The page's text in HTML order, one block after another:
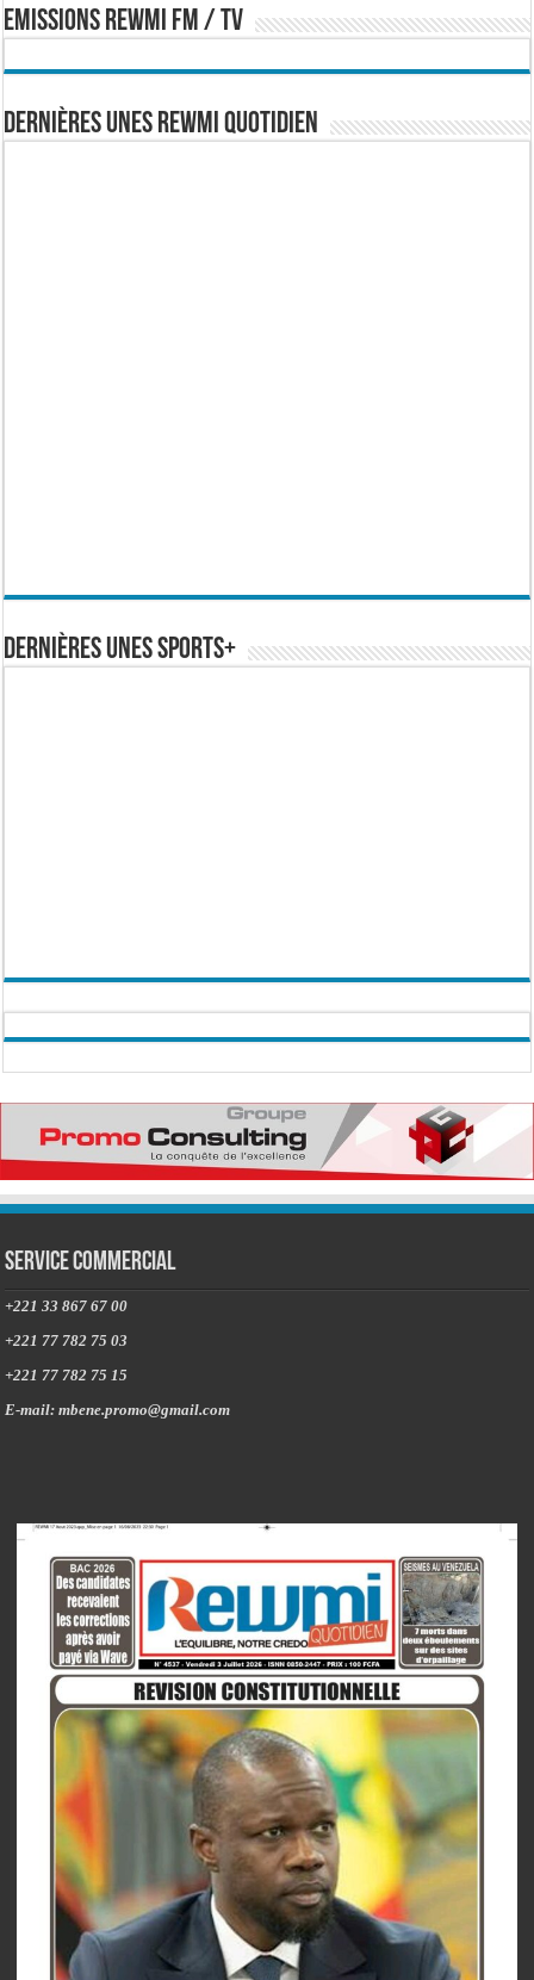
EMISSIONS REWMI FM / TV
Dernières Unes Rewmi Quotidien
Dernières Unes Sports+
Service commercial
+221 33 867 67 00
+221 77 782 75 03
+221 77 782 75 15
E-mail: mbene.promo@gmail.com